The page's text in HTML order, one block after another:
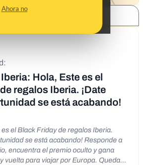
Ahora no
Hola, Este es el
regalos Iberia. ¡Date
se está acabando!
el Black Friday de regalos Iberia.
se está acabando! Responde a
encuentra el premio oculto y gana
vuelta para viajar por Europa. Quedan